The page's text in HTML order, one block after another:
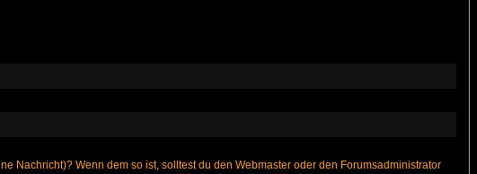
Nachricht)? Wenn dem so ist, solltest du den Webmaster oder den Forumsadministrator